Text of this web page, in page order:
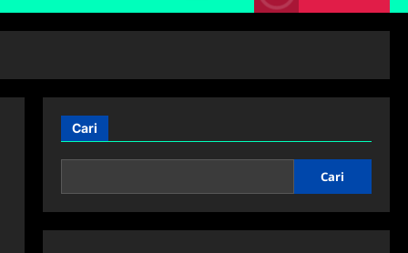
Cari
Cari